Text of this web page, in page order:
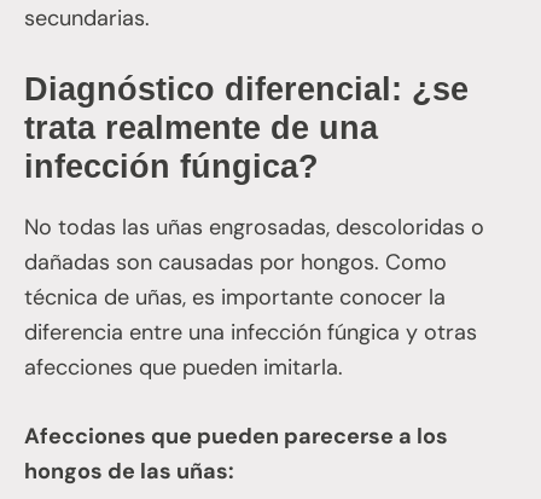
secundarias.
Diagnóstico diferencial: ¿se
trata realmente de una
infección fúngica?
No todas las uñas engrosadas, descoloridas o
dañadas son causadas por hongos. Como
técnica de uñas, es importante conocer la
diferencia entre una infección fúngica y otras
afecciones que pueden imitarla.
Afecciones que pueden parecerse a los
hongos de las uñas: